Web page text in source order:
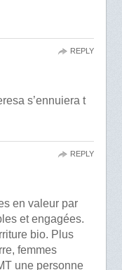
s’ennuiera t
REPLY
en valeur par
et engagées.
bio. Plus
femmes
une personne
REPLY